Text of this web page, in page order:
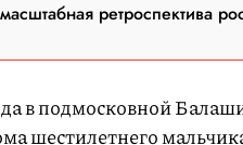
ретроспектива
в подмосковной
шестилетнего